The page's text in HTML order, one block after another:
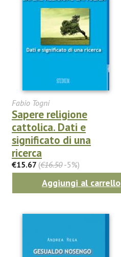
Fabio Togni
Sapere religione
cattolica. Dati e
significato di una
ricerca
€15.67 (€16.50-5%)
Aggiungi al carrello